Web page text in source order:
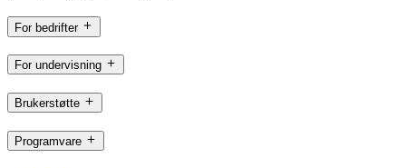
For bedrifter
For undervisning
Brukerstøtte
Programvare